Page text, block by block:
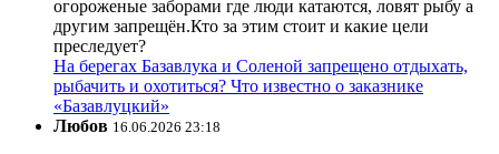
огороженые заборами где люди катаются, ловят рыбу а
другим запрещён.Кто за этим стоит и какие цели
преследует?
На берегах Базавлука и Соленой запрещено отдыхать,
рыбачить и охотиться? Что известно о заказнике
«Базавлуцкий»
Любов 16.06.2026 23:18